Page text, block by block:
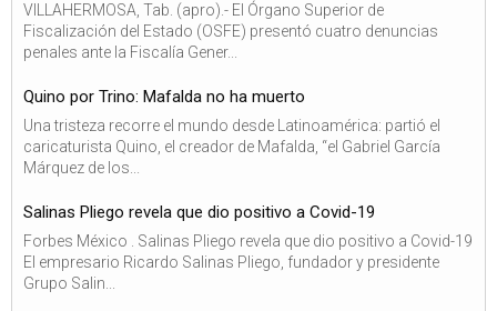
VILLAHERMOSA, Tab. (apro).- El Órgano Superior de
Fiscalización del Estado (OSFE) presentó cuatro denuncias
penales ante la Fiscalía Gener...
Quino por Trino: Mafalda no ha muerto
Una tristeza recorre el mundo desde Latinoamérica: partió el
caricaturista Quino, el creador de Mafalda, “el Gabriel García
Márquez de los...
Salinas Pliego revela que dio positivo a Covid-19
Forbes México . Salinas Pliego revela que dio positivo a Covid-19
El empresario Ricardo Salinas Pliego, fundador y presidente
Grupo Salin...